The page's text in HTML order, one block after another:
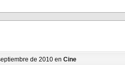
de 2010 en Cine